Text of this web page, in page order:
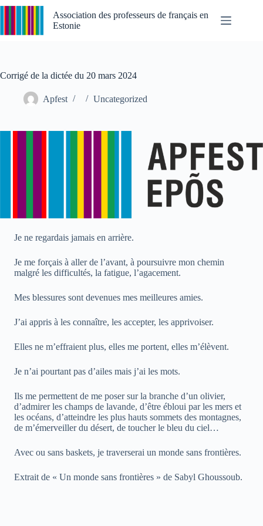
Passer
Association des professeurs de français en
Estonie
Corrigé de la dictée du 20 mars 2024
Apfest Uncategorized
Je ne regardais jamais en arrière.
Je me forçais à aller de l’avant, à poursuivre mon chemin
malgré les difficultés, la fatigue, l’agacement.
Mes blessures sont devenues mes meilleures amies.
J’ai appris à les connaître, les accepter, les apprivoiser.
Elles ne m’effraient plus, elles me portent, elles m’élèvent.
Je n’ai pourtant pas d’ailes mais j’ai les mots.
Ils me permettent de me poser sur la branche d’un olivier,
d’admirer les champs de lavande, d’être ébloui par les mers et
les océans, d’atteindre les plus hauts sommets des montagnes,
de m’émerveiller du désert, de toucher le bleu du ciel…
Avec ou sans baskets, je traverserai un monde sans frontières.
Extrait de « Un monde sans frontières » de Sabyl Ghoussoub.